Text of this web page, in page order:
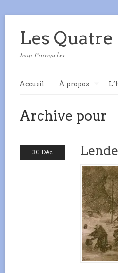
Les Quatre
Jean Provencher
Accueil À propos
Archive pour
30 Déc